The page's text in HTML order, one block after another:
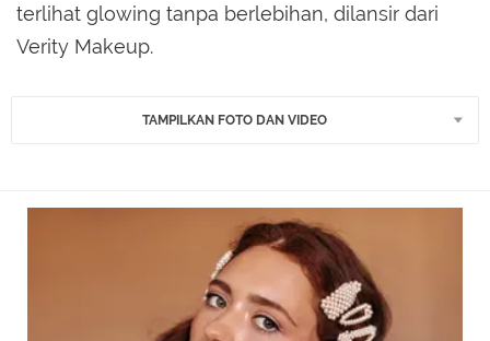
terlihat glowing tanpa berlebihan, dilansir dari
Verity Makeup.
TAMPILKAN FOTO DAN VIDEO